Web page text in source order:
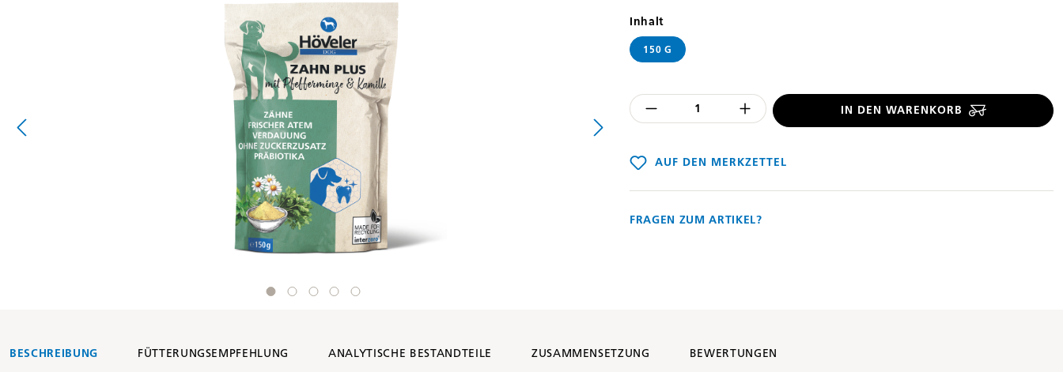
Inhaltauswählen
150 G
Produkt Anzahl des Produktes
IN DEN WARENKORB
AUF DEN MERKZETTEL
FRAGEN ZUM ARTIKEL?
BESCHREIBUNG FÜTTERUNGSEMPFEHLUNG ANALYTISCHE BESTANDTEILE ZUSAMMENSETZUNG BEWERTUNGEN